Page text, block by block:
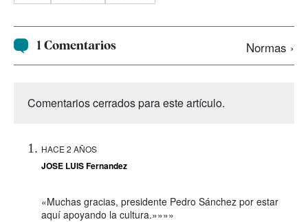
1 Comentarios Normas ›
Comentarios cerrados para este artículo.
HACE 2 AÑOS
JOSE LUIS Fernandez
«Muchas gracias, presidente Pedro Sánchez por estar
aquí apoyando la cultura.»»»»